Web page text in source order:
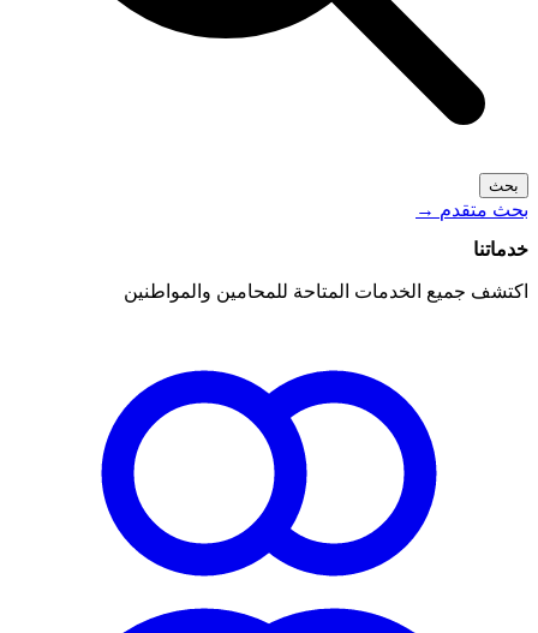
بحث
بحث متقدم →
خدماتنا
اكتشف جميع الخدمات المتاحة للمحامين والمواطنين